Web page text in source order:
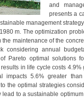
and
presents a
management
m. The optimization
maintenance of the
annual
Pareto optimal solutions
in life cycle costs
impacts 5.6% greater
the optimal strategies
to a sustainable